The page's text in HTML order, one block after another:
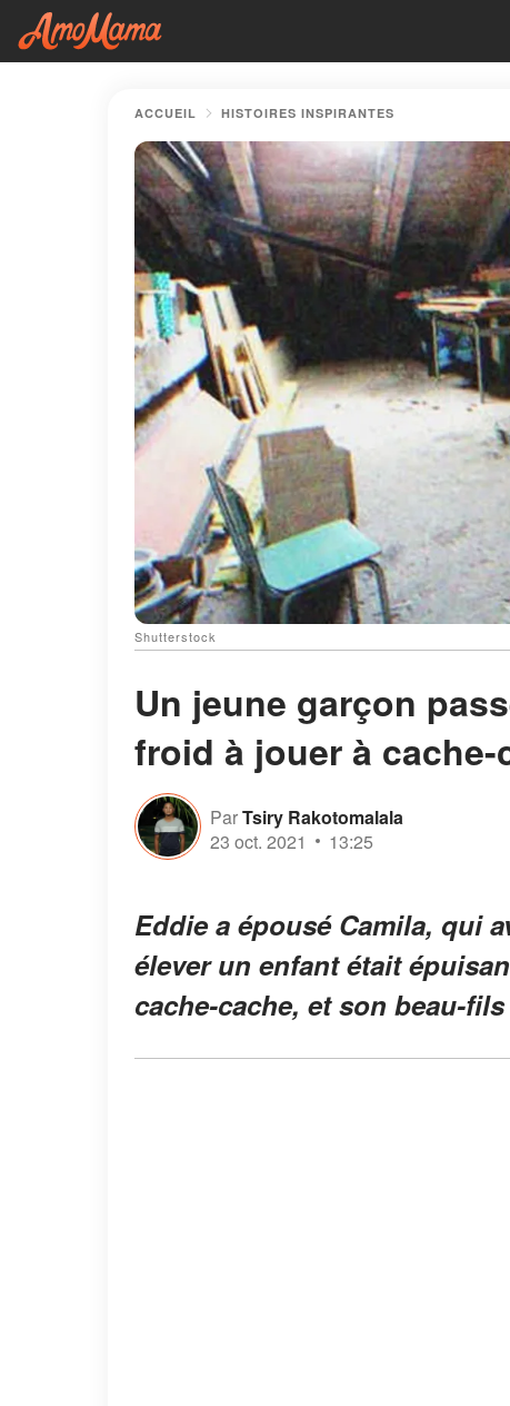
ACCUEIL HISTOIRES INSPIRANTES
Shutterstock
Un jeune garçon
froid à jouer à
ParTsiry Rakotomalala
23 oct. 2021
13:25
Eddie a épousé Camila, qui
élever un enfant était
cache-cache, et son beau-